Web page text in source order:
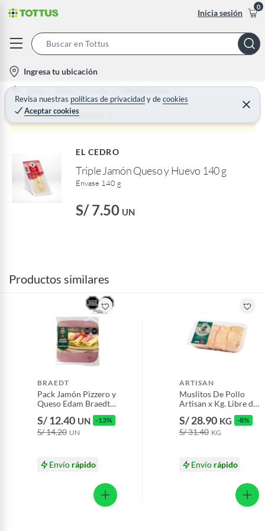
Inicia sesión
0
h
o
t
Ingresa tu ubicación
Revisa nuestras políticas de privacidadydecookies
Aceptar cookies
C
e
r
Home Platos Preparados Listo para Comer
Producto sin stock :(
EL CEDRO
Triple Jamón Queso y Huevo 140 g
Envase 140 g
S/ 7.50 UN
Productos similares
BRAEDT
Pack Jamón Pizzero y
Queso Edam Braedt
S/ 12.40 UN -13%
S/ 14.20 UN
Envío rápido
ARTISAN
Muslitos De Pollo
Artisan x Kg. Libre de
S/ 28.90 KG -8%
S/ 31.40 KG
Envío rápido